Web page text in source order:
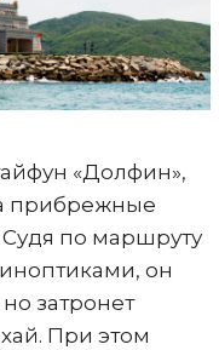
«Долфин»,
прибрежные
Судя по маршруту
он
затронет
При этом